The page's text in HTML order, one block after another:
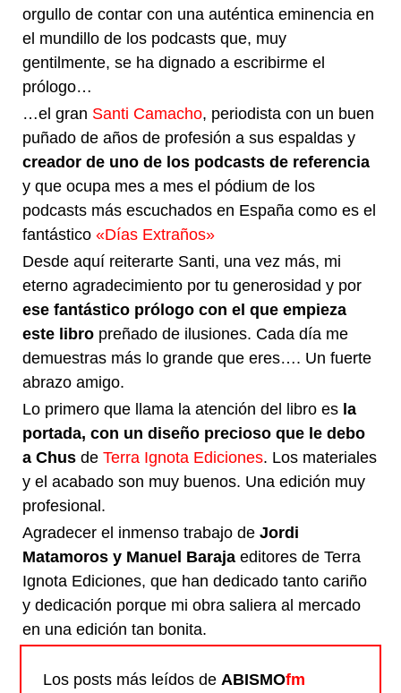
orgullo de contar con una auténtica eminencia en
el mundillo de los podcasts que, muy
gentilmente, se ha dignado a escribirme el
prólogo…
…el gran Santi Camacho, periodista con un buen
puñado de años de profesión a sus espaldas y
creador de uno de los podcasts de referencia
y que ocupa mes a mes el pódium de los
podcasts más escuchados en España como es el
fantástico«Días Extraños»
Desde aquí reiterarte Santi, una vez más, mi
eterno agradecimiento por tu generosidad y por
ese fantástico prólogo con el que empieza
este libro preñado de ilusiones. Cada día me
demuestras más lo grande que eres…. Un fuerte
abrazo amigo.
Lo primero que llama la atención del libro es la
portada, con un diseño precioso que le debo
a Chus deTerra Ignota Ediciones. Los materiales
y el acabado son muy buenos. Una edición muy
profesional.
Agradecer el inmenso trabajo deJordi
Matamoros y Manuel Baraja editores de Terra
Ignota Ediciones, que han dedicado tanto cariño
y dedicación porque mi obra saliera al mercado
en una edición tan bonita.
Los posts más leídos de ABISMOfm